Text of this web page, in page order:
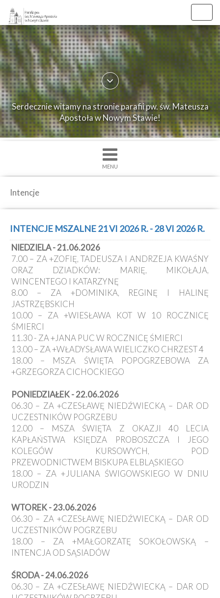
×
Strona
główna
parafii
Ogłoszenia
św.
Nabożenstwa
Kancelaria
Galeria
Nowy
Staw
Kapituła
Kolegiacka
Polecane
strony
Ochrona
Małoletnich
Serdecznie witamy na stronie parafii pw. św. Mateusza
Apostoła w Nowym Stawie!
MENU
Intencje
INTENCJE MSZALNE 21 VI 2026 R. - 28 VI 2026 R.
NIEDZIELA - 21.06.2026
7.00 – ZA +ZOFIĘ, TADEUSZA I ANDRZEJA KWAŚNY
ORAZ DZIADKÓW: MARIĘ, MIKOŁAJA,
WINCENTEGO I KATARZYNĘ
8.00 – ZA +DOMINIKA, REGINĘ I HALINĘ
JASTRZĘBSKICH
10.00 – ZA +WIESŁAWA KOT W 10 ROCZNICĘ
ŚMIERCI
11.30 - ZA +JANA PUC W ROCZNICĘ ŚMIERCI
13.00 – ZA +WŁADYSŁAWA WIELICZKO CHRZEST 4
18.00 – MSZA ŚWIĘTA POPOGRZEBOWA ZA
+GRZEGORZA CICHOCKIEGO
PONIEDZIAŁEK - 22.06.2026
06.30 – ZA +CZESŁAWĘ NIEDŹWIECKĄ – DAR OD
UCZESTNIKÓW POGRZEBU
12.00 – MSZA ŚWIĘTA Z OKAZJI 40 LECIA
KAPŁAŃSTWA KSIĘDZA PROBOSZCZA I JEGO
KOLEGÓW KURSOWYCH, POD
PRZEWODNICTWEM BISKUPA ELBLĄSKIEGO
18.00 – ZA +JULIANA ŚWIGOWSKIEGO W DNIU
URODZIN
WTOREK - 23.06.2026
06.30 – ZA +CZESŁAWĘ NIEDŹWIECKĄ – DAR OD
UCZESTNIKÓW POGRZEBU
18.00 – ZA +MAŁGORZATĘ SOKOŁOWSKĄ –
INTENCJA OD SĄSIADÓW
ŚRODA - 24.06.2026
06.30 – ZA +CZESŁAWĘ NIEDŹWIECKĄ – DAR OD